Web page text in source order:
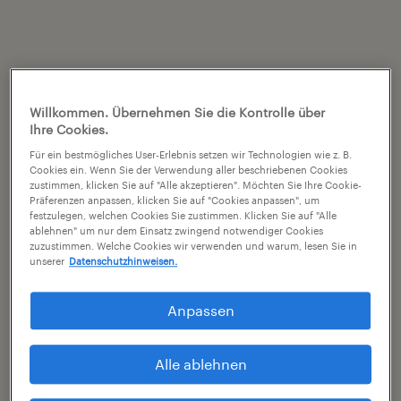
Willkommen. Übernehmen Sie die Kontrolle über
Ihre Cookies.
Für ein bestmögliches User-Erlebnis setzen wir Technologien wie z. B.
Cookies ein. Wenn Sie der Verwendung aller beschriebenen Cookies
zustimmen, klicken Sie auf "Alle akzeptieren". Möchten Sie Ihre Cookie-
Präferenzen anpassen, klicken Sie auf "Cookies anpassen", um
festzulegen, welchen Cookies Sie zustimmen. Klicken Sie auf "Alle
ablehnen" um nur dem Einsatz zwingend notwendiger Cookies
zuzustimmen. Welche Cookies wir verwenden und warum, lesen Sie in
unserer Datenschutzhinweisen.
Anpassen
Alle ablehnen